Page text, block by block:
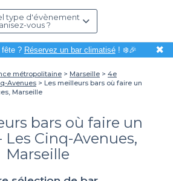
type d'évènement
vous ?
fête ? Réservez un bar climatisé! ❄️🎉 ✖
métropolitaine Marseille
4e
Avenues
Les meilleurs bars où faire un
Marseille
bars où faire un
Les Cinq-Avenues,
Marseille